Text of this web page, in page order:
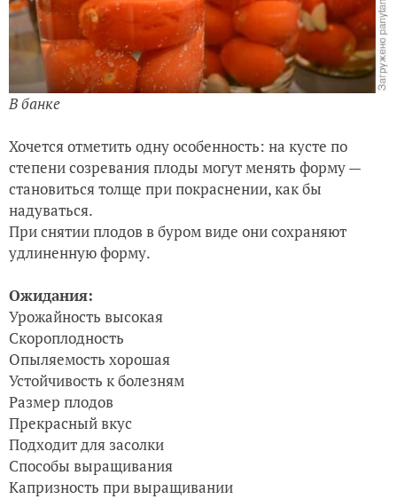
В банке
Хочется отметить одну особенность: на кусте по
степени созревания плоды могут менять форму —
становиться толще при покраснении, как бы
надуваться.
При снятии плодов в буром виде они сохраняют
удлиненную форму.
Ожидания:
Урожайность высокая
Скороплодность
Опыляемость хорошая
Устойчивость к болезням
Размер плодов
Прекрасный вкус
Подходит для засолки
Способы выращивания
Капризность при выращивании